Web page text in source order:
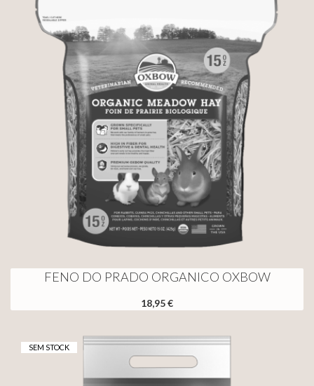
FENO DO PRADO ORGANICO OXBOW
18,95 €
SEM STOCK